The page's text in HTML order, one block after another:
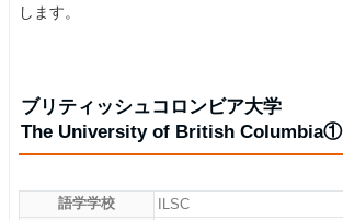
します。
ブリティッシュコロンビア大学
The University of British Columbia①
語学学校 ILSC